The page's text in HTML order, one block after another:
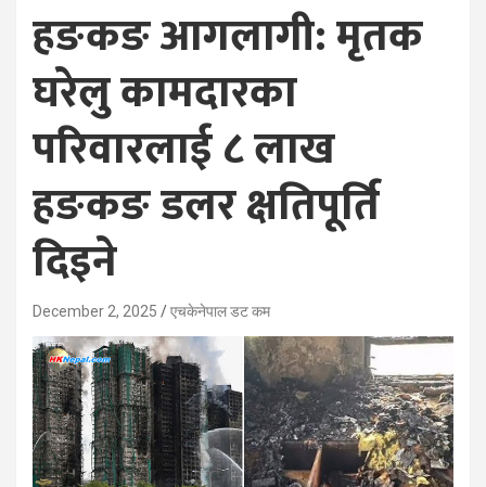
हङकङ आगलागी: मृतक
घरेलु कामदारका
परिवारलाई ८ लाख
हङकङ डलर क्षतिपूर्ति
दिइने
December 2, 2025 एचकेनेपाल डट कम